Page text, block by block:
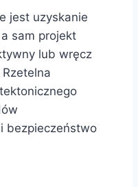
jest uzyskanie
sam projekt
lub wręcz
bezpieczeństwo